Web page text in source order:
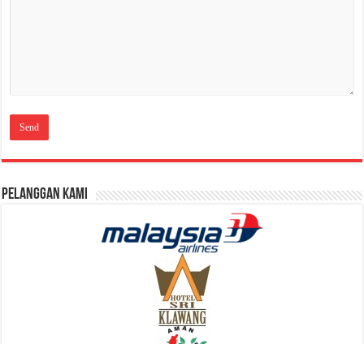
Pelanggan Kami